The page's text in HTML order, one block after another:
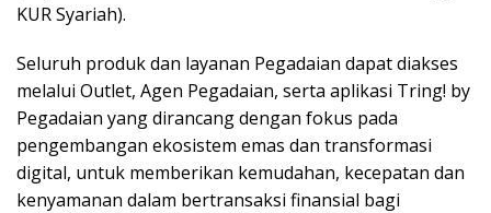
KUR Syariah).
Seluruh produk dan layanan Pegadaian dapat diakses
melalui Outlet, Agen Pegadaian, serta aplikasi Tring! by
Pegadaian yang dirancang dengan fokus pada
pengembangan ekosistem emas dan transformasi
digital, untuk memberikan kemudahan, kecepatan dan
kenyamanan dalam bertransaksi finansial bagi